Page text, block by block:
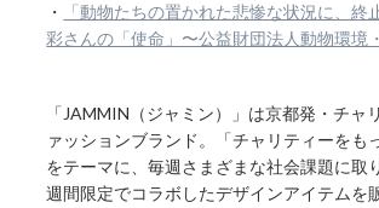
・
「動物たちの置かれた悲惨な状況に、終
彩さんの「使命」〜公益財団法人動物環境
「JAMMIN（ジャミン）」は京都発・チャ
ァッションブランド。「チャリティーをも
をテーマに、毎週さまざまな社会課題に取
週間限定でコラボしたデザインアイテムを